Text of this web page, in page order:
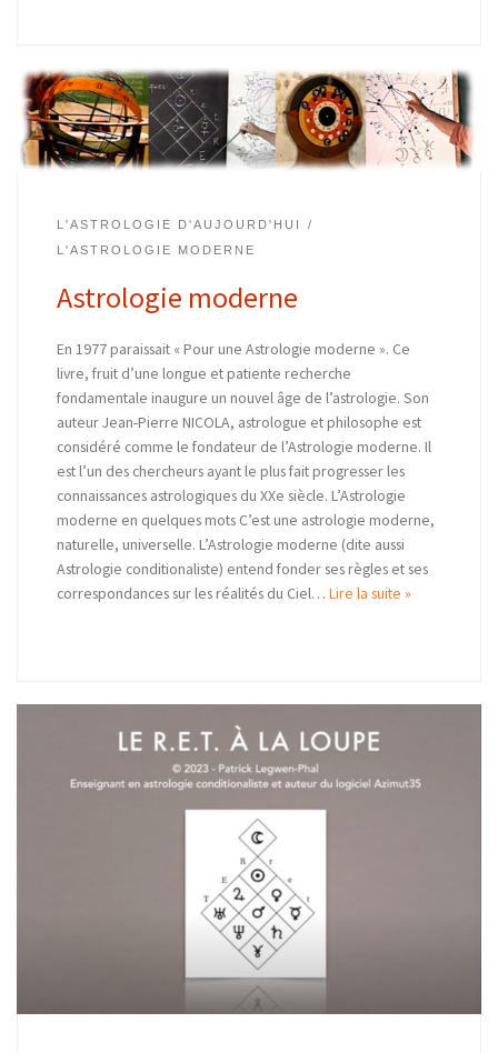
L'ASTROLOGIE D'AUJOURD'HUI
L'ASTROLOGIE MODERNE
Astrologie moderne
En 1977 paraissait « Pour une Astrologie moderne ». Ce
livre, fruit d’une longue et patiente recherche
fondamentale inaugure un nouvel âge de l’astrologie. Son
auteur Jean-Pierre NICOLA, astrologue et philosophe est
considéré comme le fondateur de l’Astrologie moderne. Il
est l’un des chercheurs ayant le plus fait progresser les
connaissances astrologiques du XXe siècle. L’Astrologie
moderne en quelques mots C’est une astrologie moderne,
naturelle, universelle. L’Astrologie moderne (dite aussi
Astrologie conditionaliste) entend fonder ses règles et ses
correspondances sur les réalités du Ciel… Lire la suite »